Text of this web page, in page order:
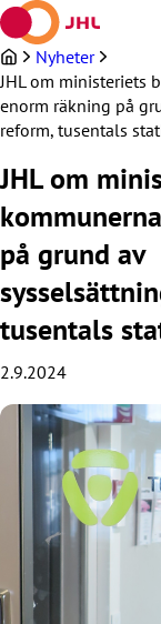
Hoppa
till
innehållet
Nyheter
JHL om ministeriets
enorm räkning på
reform, tusentals
JHL om
på grund av
tusentals
2.9.2024